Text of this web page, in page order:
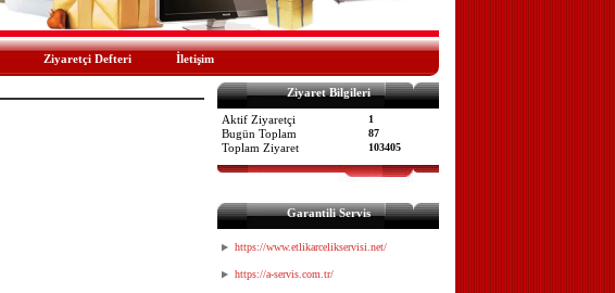
Ziyaretçi Defteri İletişim
Ziyaret Bilgileri
Aktif Ziyaretçi 1
Bugün Toplam 87
Toplam Ziyaret 103405
Garantili Servis
https://www.etlikarcelikservisi.net/
https://a-servis.com.tr/